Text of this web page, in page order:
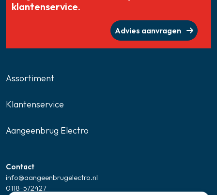
klantenservice.
Advies aanvragen
Assortiment
Klantenservice
Aangeenbrug Electro
Contact
info@aangeenbrugelectro.nl
0118-572427